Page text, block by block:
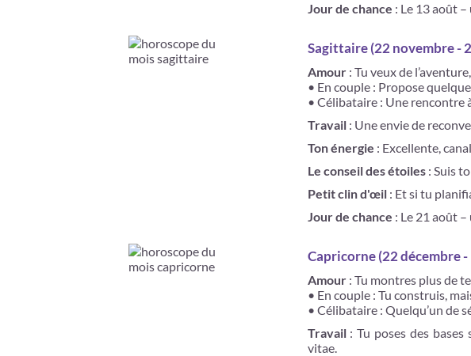
Jour de chance : Le 13 août
Sagittaire (22 novembre -
Amour: Tu veux de
• En couple : Propose
• Célibataire : Une rencontre
Travail: Une envie de
Ton énergie : Excellente,
Le conseil des étoiles: Suis
Petit clin d'œil: Et si tu
Jour de chance : Le 21 août
Capricorne (22 décembre
Amour: Tu montres plus de
• En couple : Tu construis,
• Célibataire : Quelqu’un de
Travail: Tu poses des
vitae.